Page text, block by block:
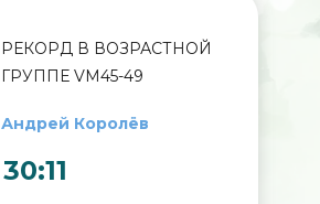
РЕКОРД В ВОЗРАСТНОЙ
ГРУППЕ VM45-49
Андрей Королёв
30:11